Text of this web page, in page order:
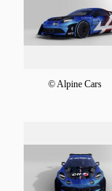
© Alpine Cars